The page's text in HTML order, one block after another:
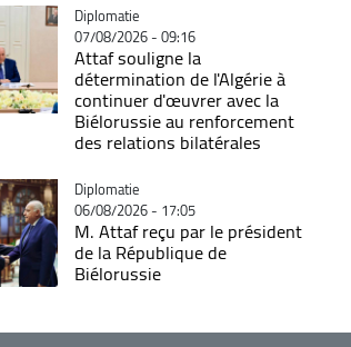
Catégorie
Diplomatie
07/08/2026 - 09:16
Attaf souligne la
détermination de l'Algérie à
continuer d'œuvrer avec la
Biélorussie au renforcement
des relations bilatérales
Catégorie
Diplomatie
06/08/2026 - 17:05
M. Attaf reçu par le président
de la République de
Biélorussie